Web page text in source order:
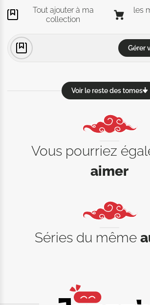
Tout ajouter à ma
collection
les
Gérer
Voir le reste des tomes
Vous pourriez
aimer
Séries du même